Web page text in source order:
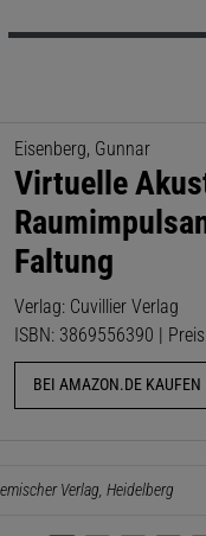
Eisenberg, Gunnar
Virtuelle
Faltung
Verlag: Cuvillier Verlag
ISBN: 3869556390 |
BEI AMAZON.DE KAUFEN
Verlag, Heidelberg